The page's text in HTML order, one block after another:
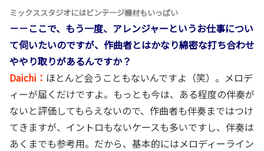
ミックススタジオにはビンテージ機材もいっぱい
－－ここで、もう一度、アレンジャーというお仕事につい
て伺いたいのですが、作曲者とはかなり綿密な打ち合わせ
ややり取りがあるんですか？
Daichi： ほとんど会うこともないんですよ（笑）。メロデ
ィーが届くだけですよ。もっとも今は、ある程度の伴奏が
ないと評価してもらえないので、作曲者も伴奏まではつけ
てきますが、イントロもないケースも多いですし、伴奏は
あくまでも参考用。だから、基本的にはメロディーライン